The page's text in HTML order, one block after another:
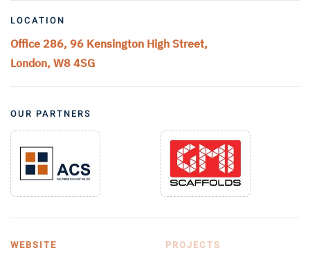
LOCATION
Office 286, 96 Kensington High Street,
London, W8 4SG
OUR PARTNERS
WEBSITE PROJECTS